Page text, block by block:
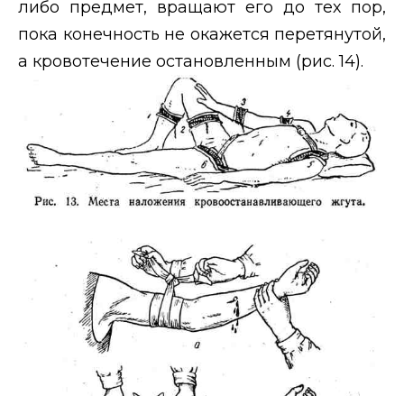
либо предмет, вращают его до тех пор,
пока конечность не окажется перетянутой,
а кровотечение остановленным (рис. 14).